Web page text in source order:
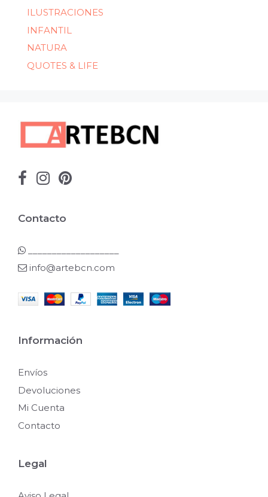
ILUSTRACIONES
INFANTIL
NATURA
QUOTES & LIFE
Contacto
info@artebcn.com
Información
Envíos
Devoluciones
Mi Cuenta
Contacto
Legal